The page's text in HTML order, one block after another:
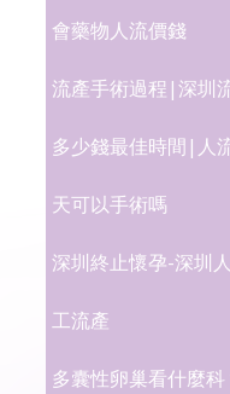
會藥物人流價錢
流產手術過程|深圳
多少錢最佳時間|人
天可以手術嗎
深圳終止懷孕-深圳
工流產
多囊性卵巢看什麼